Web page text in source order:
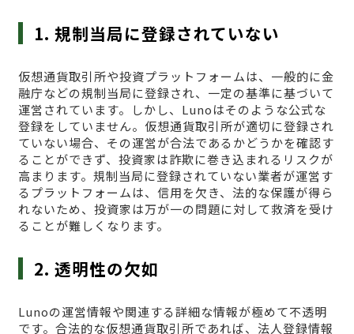
1. 規制当局に登録されていない
仮想通貨取引所や投資プラットフォームは、一般的に金
融庁などの規制当局に登録され、一定の基準に基づいて
運営されています。しかし、Lunoはそのような公式な
登録をしていません。仮想通貨取引所が適切に登録され
ていない場合、その運営が合法であるかどうかを確認す
ることができず、投資家は詐欺に巻き込まれるリスクが
高まります。規制当局に登録されていない業者が運営す
るプラットフォームは、信用を欠き、法的な保護が得ら
れないため、投資家は万が一の問題に対して救済を受け
ることが難しくなります。
2. 透明性の欠如
Lunoの運営情報や関連する詳細な情報が極めて不透明
です。合法的な仮想通貨取引所であれば、法人登録情報